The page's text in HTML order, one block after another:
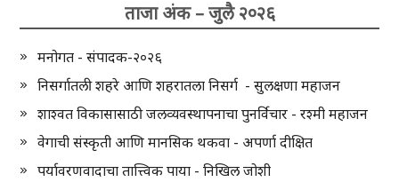
ताजा अंक – जुलै २०२६
मनोगत - संपादक-२०२६
निसर्गातली शहरे आणि शहरातला निसर्ग - सुलक्षणा महाजन
शाश्वत विकासासाठी जलव्यवस्थापनाचा पुनर्विचार - रश्मी महाजन
वेगाची संस्कृती आणि मानसिक थकवा - अपर्णा दीक्षित
पर्यावरणवादाचा तात्त्विक पाया - निखिल जोशी